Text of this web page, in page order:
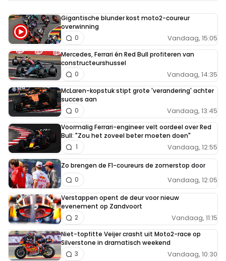
Gigantische blunder kost moto2-coureur
overwinning
Vandaag, 15:05
0
Mercedes, Ferrari én Red Bull profiteren van
constructeurshussel
Vandaag, 14:35
0
McLaren-kopstuk stipt grote 'verandering' achter
succes aan
Vandaag, 13:45
0
Voormalig Ferrari-engineer velt oordeel over Red
Bull: "Zou het zoveel beter moeten doen"
Vandaag, 12:55
1
Zo brengen de F1-coureurs de zomerstop door
Vandaag, 12:05
0
Verstappen opent de deur voor nieuw
evenement op Zandvoort
Vandaag, 11:15
2
Niet-topfitte Veijer crasht uit Moto2-race op
Silverstone in dramatisch weekend
Vandaag, 10:30
3